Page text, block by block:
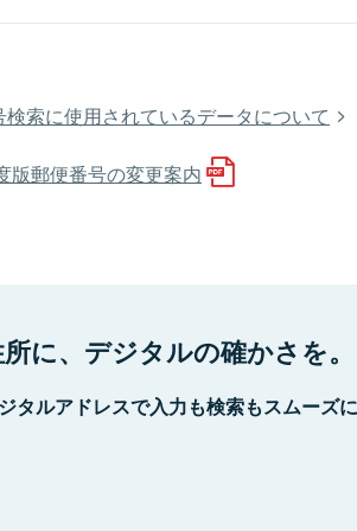
検索に使用されているデータについて
版郵便番号の変更案内
に、デジタルの確かさを。
タルアドレスで入力も検索もスムーズ